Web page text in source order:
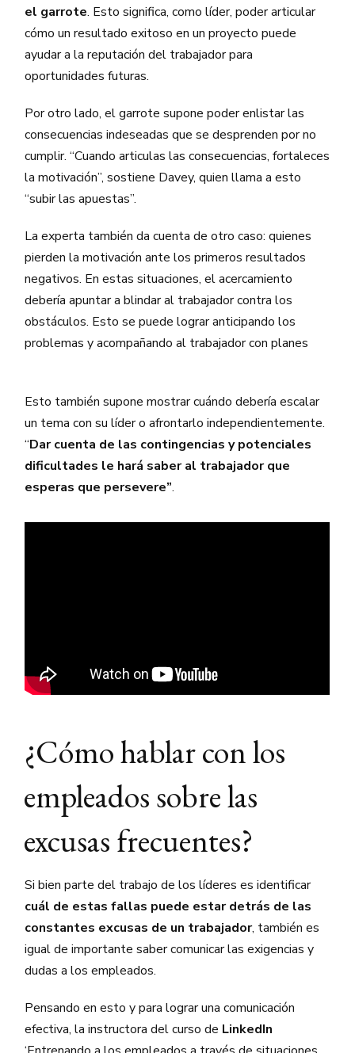
el garrote. Esto significa, como líder, poder articular
cómo un resultado exitoso en un proyecto puede
ayudar a la reputación del trabajador para
oportunidades futuras.
Por otro lado, el garrote supone poder enlistar las
consecuencias indeseadas que se desprenden por no
cumplir. “Cuando articulas las consecuencias, fortaleces
la motivación”, sostiene Davey, quien llama a esto
“subir las apuestas”.
La experta también da cuenta de otro caso: quienes
pierden la motivación ante los primeros resultados
negativos. En estas situaciones, el acercamiento
debería apuntar a blindar al trabajador contra los
obstáculos. Esto se puede lograr anticipando los
problemas y acompañando al trabajador con planes
Esto también supone mostrar cuándo debería escalar
un tema con su líder o afrontarlo independientemente.
“Dar cuenta de las contingencias y potenciales
dificultades le hará saber al trabajador que
esperas que persevere”.
¿Cómo hablar con los
empleados sobre las
excusas frecuentes?
Si bien parte del trabajo de los líderes es identificar
cuál de estas fallas puede estar detrás de las
constantes excusas de un trabajador, también es
igual de importante saber comunicar las exigencias y
dudas a los empleados.
Pensando en esto y para lograr una comunicación
efectiva, la instructora del curso de LinkedIn